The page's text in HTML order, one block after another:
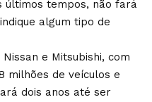
últimos tempos, não fará
algum tipo de
e Mitsubishi, com
milhões de veículos e
dois anos até ser